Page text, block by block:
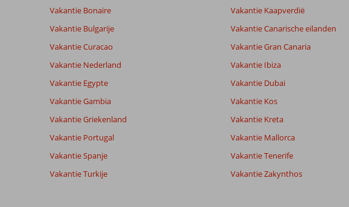
Totale score
Gebaseerd op:
258,2
Zeer goed
Eten
7,5
Kindvriendelijk 8,4
Wifi kwaliteit
Ervaringen
van onze
klanten
Filter reisgezelschap
Alle
10 OverAlgemene indruk
Vakantie Bonaire
Vakantie Bulgarije
Vakantie Curacao
Vakantie Nederland
Vakantie Egypte
Vakantie Gambia
Vakantie Griekenland
Vakantie Portugal
Vakantie Spanje
Vakantie Turkije
Vakantie Kaapverdië
Vakantie Canarische eilanden
Vakantie Gran Canaria
Vakantie Ibiza
Vakantie Dubai
Vakantie Kos
Vakantie Kreta
Vakantie Mallorca
Vakantie Tenerife
Vakantie Zakynthos